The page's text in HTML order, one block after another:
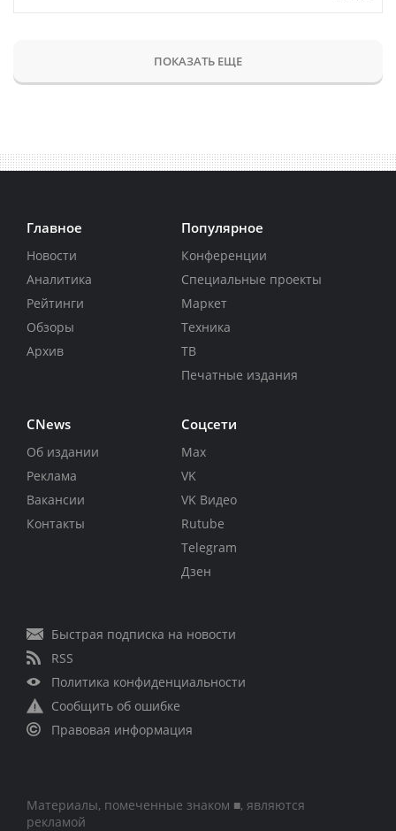
ПОКАЗАТЬ ЕЩЕ
Главное
Новости
Аналитика
Рейтинги
Обзоры
Архив
Популярное
Конференции
Специальные проекты
Маркет
Техника
ТВ
Печатные издания
CNews
Об издании
Реклама
Вакансии
Контакты
Соцсети
Max
VK
VK Видео
Rutube
Telegram
Дзен
Быстрая подписка на новости
RSS
Политика конфиденциальности
Сообщить об ошибке
Правовая информация
Материалы, помеченные знаком ■, являются
рекламой